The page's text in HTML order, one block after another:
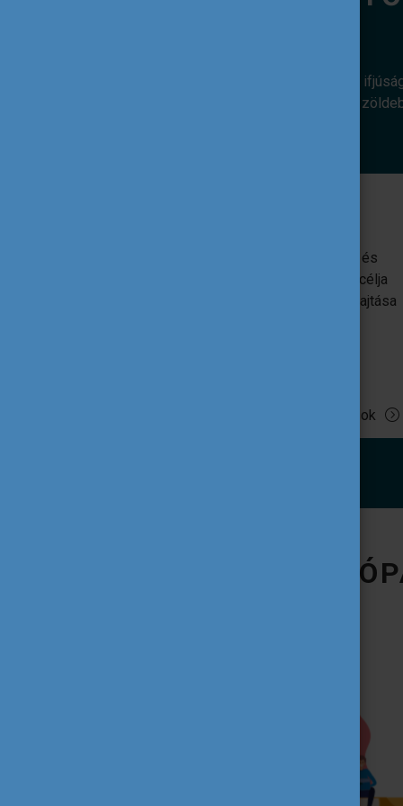
Az alábbi európai uniós programok az
révén. Hozzájárulnak ahhoz, hogy egy
Az EU oktatást, képzést, ifjúságügyet és
sportot támogató programja. Egyik fő célja
az uniós ifjúsági szakpolitikák végrehajtása
Tovább olvasok
IFJÚSÁG AZ